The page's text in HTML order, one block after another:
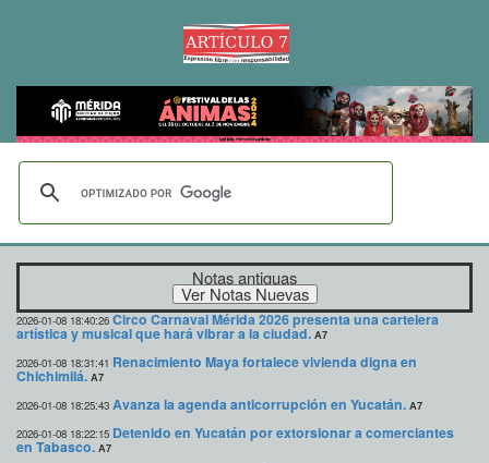
Notas antiguas
2026-01-08 18:40:26 Circo Carnaval Mérida 2026 presenta una cartelera
artística y musical que hará vibrar a la ciudad. A7
2026-01-08 18:31:41 Renacimiento Maya fortalece vivienda digna en
Chichimilá. A7
2026-01-08 18:25:43 Avanza la agenda anticorrupción en Yucatán. A7
2026-01-08 18:22:15 Detenido en Yucatán por extorsionar a comerciantes
en Tabasco. A7